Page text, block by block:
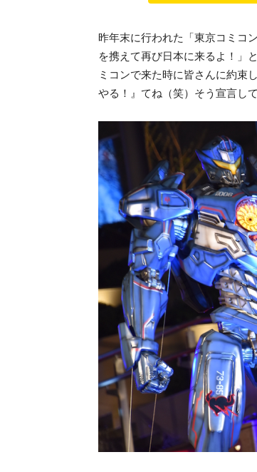
昨年末に行われた「東京コミコ
を携えて再び日本に来るよ！」
ミコンで来た時に皆さんに約束
やる！』てね（笑）そう宣言し